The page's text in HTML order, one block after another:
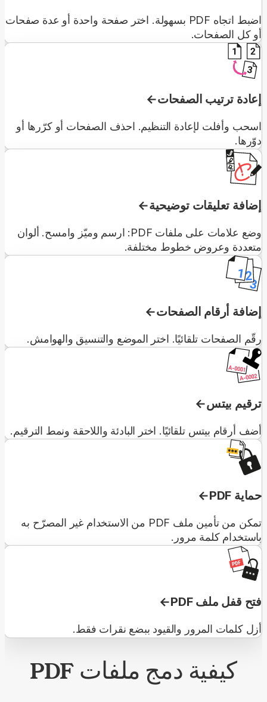
اضبط اتجاه PDF بسهولة. اختر صفحة واحدة أو عدة صفحات
أو كل الصفحات.
إعادة ترتيب الصفحات
اسحب وأفلت لإعادة التنظيم. احذف الصفحات أو كرّرها أو
دوّرها.
إضافة تعليقات توضيحية
وضع علامات على ملفات PDF: ارسم وميّز وامسح. ألوان
متعددة وعروض خطوط مختلفة.
إضافة أرقام الصفحات
رقّم الصفحات تلقائيًا. اختر الموضع والتنسيق والهوامش.
ترقيم بيتس
أضف أرقام بيتس تلقائيًا. اختر البادئة واللاحقة ونمط الترقيم.
حماية PDF
تمكن من تأمين ملف PDF من الاستخدام غير المصرّح به
باستخدام كلمة مرور.
فتح قفل ملف PDF
أزل كلمات المرور والقيود ببضع نقرات فقط.
كيفية دمج ملفات PDF